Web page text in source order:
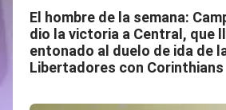
El hombre de la semana:
dio la victoria a Central, que
entonado al duelo de ida de
Libertadores con Corinthians